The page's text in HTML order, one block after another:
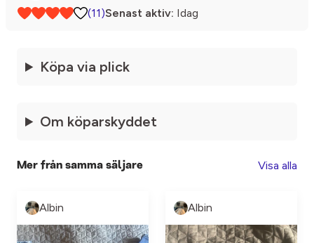
(11)Senast aktiv: Idag
Köpa via plick
Om köparskyddet
Mer från samma säljare Visa alla
Albin Albin